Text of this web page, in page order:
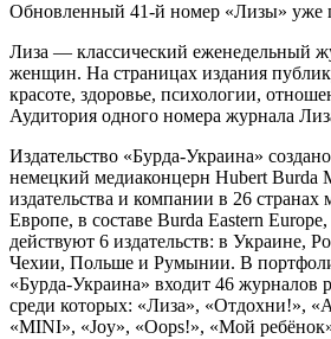
Обновленный 41-й номер «Лизы» уже
Лиза — классический еженедельный
женщин. На страницах издания
красоте, здоровье, психологии,
Аудитория одного номера журнала
Издательство «Бурда-Украина»
немецкий медиаконцерн Hubert Burda
издательства и компании в 26
Европе, в составе Burda Eastern
действуют 6 издательств: в Украине,
Чехии, Польше и Румынии. В
«Бурда-Украина» входит 46 журналов
среди которых: «Лиза», «Отдохни!»,
«MINI», «Joy», «Oops!», «Мой